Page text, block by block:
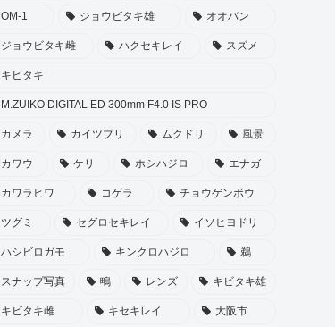
OM-1 ジョウビタキ雄 オオバン
ジョウビタキ雌 ハクセキレイ スズメ
キビタキ
M.ZUIKO DIGITAL ED 300mm F4.0 IS PRO
カメラ カイツブリ ムクドリ 風景
カワウ ケリ ホシハジロ エナガ
カワラヒワ コゲラ チョウゲンボウ
ツグミ セグロセキレイ イソヒヨドリ
ハシビロガモ キンクロハジロ 鵜
スナップ写真 鴫 レンズ キビタキ雄
キビタキ雌 キセキレイ 大阪市